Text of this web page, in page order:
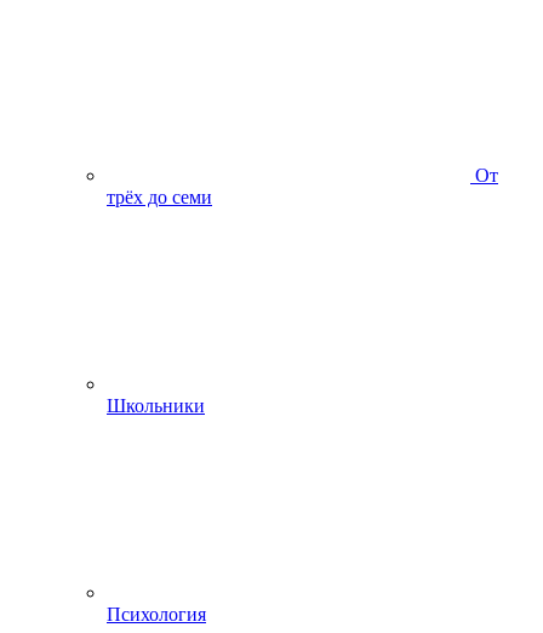
От
трёх до семи
Школьники
Психология